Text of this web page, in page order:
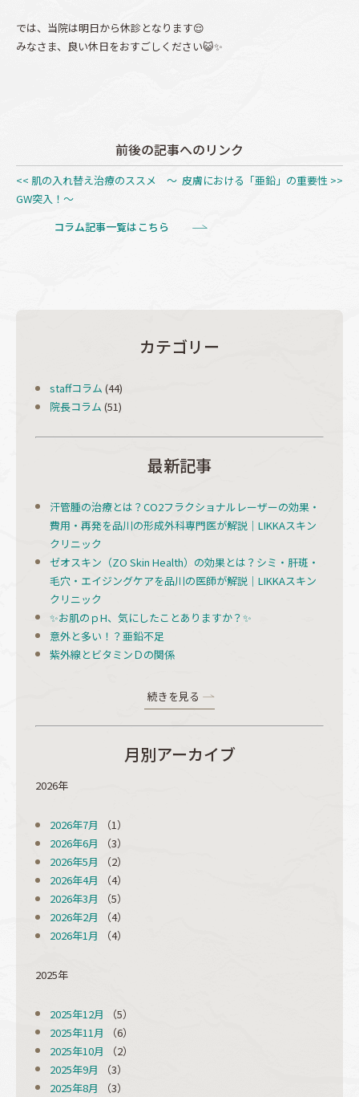
では、当院は明日から休診となります😌
みなさま、良い休日をおすごしください😺✨
前後の記事へのリンク
<< 肌の入れ替え治療のススメ ～
GW突入！～
皮膚における「亜鉛」の重要性 >>
コラム記事一覧はこちら
カテゴリー
staffコラム (44)
院長コラム (51)
最新記事
汗管腫の治療とは？CO2フラクショナルレーザーの効果・
費用・再発を品川の形成外科専門医が解説｜LIKKAスキン
クリニック
ゼオスキン（ZO Skin Health）の効果とは？シミ・肝斑・
毛穴・エイジングケアを品川の医師が解説｜LIKKAスキン
クリニック
✨お肌のｐH、気にしたことありますか？✨
意外と多い！？亜鉛不足
紫外線とビタミンＤの関係
続きを見る
月別アーカイブ
2026年
2026年7月
（1）
2026年6月
（3）
2026年5月
（2）
2026年4月
（4）
2026年3月
（5）
2026年2月
（4）
2026年1月
（4）
2025年
2025年12月
（5）
2025年11月
（6）
2025年10月
（2）
2025年9月
（3）
2025年8月
（3）